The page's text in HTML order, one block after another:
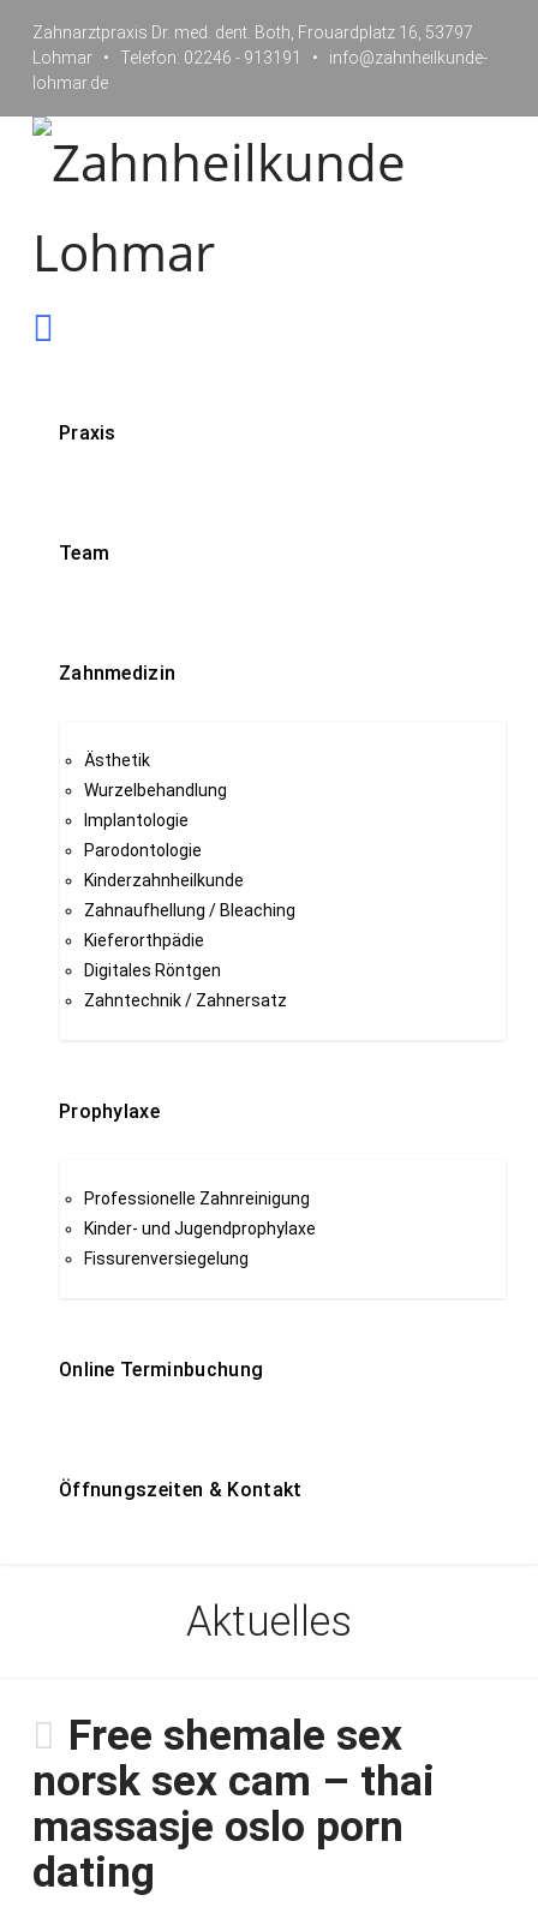
Zahnarztpraxis Dr. med. dent. Both, Frouardplatz 16, 53797
Lohmar • Telefon: 02246 - 913191 • info@zahnheilkunde-
lohmar.de
Praxis
Team
Zahnmedizin
Ästhetik
Wurzelbehandlung
Implantologie
Parodontologie
Kinderzahnheilkunde
Zahnaufhellung / Bleaching
Kieferorthpädie
Digitales Röntgen
Zahntechnik / Zahnersatz
Prophylaxe
Professionelle Zahnreinigung
Kinder- und Jugendprophylaxe
Fissurenversiegelung
Online Terminbuchung
Öffnungszeiten & Kontakt
Aktuelles
Free shemale sex
norsk sex cam – thai
massasje oslo porn
dating